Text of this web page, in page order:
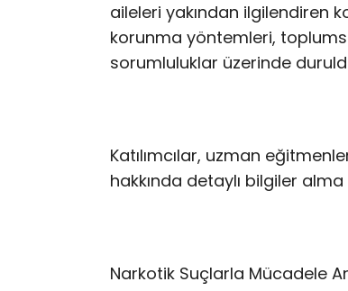
aileleri yakından ilgilendiren
korunma yöntemleri,
sorumluluklar üzerinde
Katılımcılar, uzman
hakkında detaylı bilgiler alma
Narkotik Suçlarla Mücadele